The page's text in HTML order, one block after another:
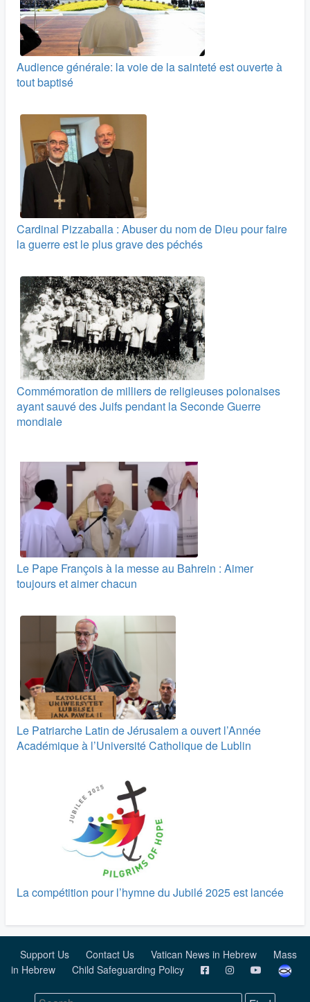
Audience générale: la voie de la sainteté est ouverte à
tout baptisé
Cardinal Pizzaballa : Abuser du nom de Dieu pour faire
la guerre est le plus grave des péchés
Commémoration de milliers de religieuses polonaises
ayant sauvé des Juifs pendant la Seconde Guerre
mondiale
Le Pape François à la messe au Bahrein : Aimer
toujours et aimer chacun
Le Patriarche Latin de Jérusalem a ouvert l’Année
Académique à l’Université Catholique de Lublin
La compétition pour l’hymne du Jubilé 2025 est lancée
Support Us Contact Us Vatican News in Hebrew
Mass
in Hebrew
Child Safeguarding Policy